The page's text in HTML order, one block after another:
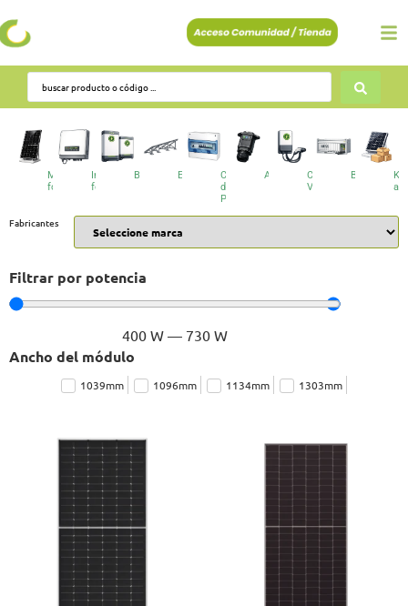
Módulos
fotovoltaicos
Inversores
fotovoltaicos
Baterías EstructurasCuadros
de
Protecciones
AccesoriosCargadores
VE
BESS
Fabricantes
Filtrar por potencia
400 W— 730 W
Ancho del módulo
1039mm 1096mm 1134mm 1303mm